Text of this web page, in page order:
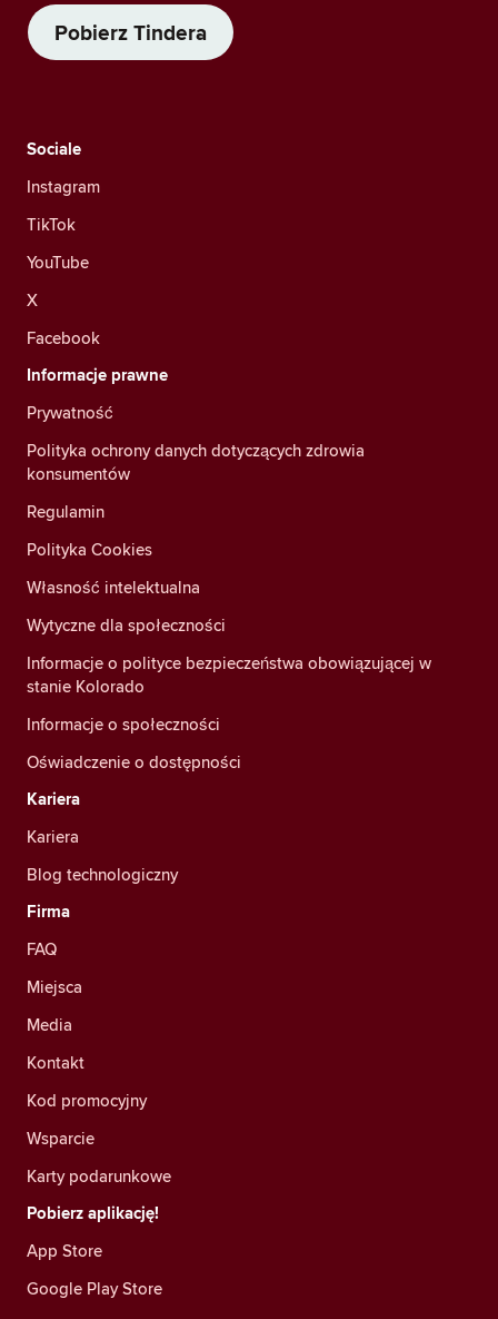
Pobierz Tindera
Sociale
Instagram
TikTok
YouTube
X
Facebook
Informacje prawne
Prywatność
Polityka ochrony danych dotyczących zdrowia
konsumentów
Regulamin
Polityka Cookies
Własność intelektualna
Wytyczne dla społeczności
Informacje o polityce bezpieczeństwa obowiązującej w
stanie Kolorado
Informacje o społeczności
Oświadczenie o dostępności
Kariera
Kariera
Blog technologiczny
Firma
FAQ
Miejsca
Media
Kontakt
Kod promocyjny
Wsparcie
Karty podarunkowe
Pobierz aplikację!
App Store
Google Play Store